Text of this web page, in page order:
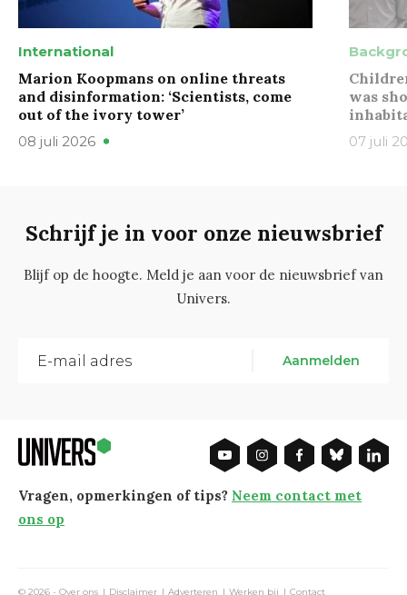
International
Marion Koopmans on online threats
and disinformation: ‘Scientists, come
out of the ivory tower’
08 juli 2026
was
07 juli
Schrijf je in voor onze nieuwsbrief
Blijf op de hoogte. Meld je aan voor de nieuwsbrief van
Univers.
Aanmelden
Vragen, opmerkingen of tips? Neem contact met
ons op
© 2026 - Over ons Disclaimer Adverteren Werken bij Contact